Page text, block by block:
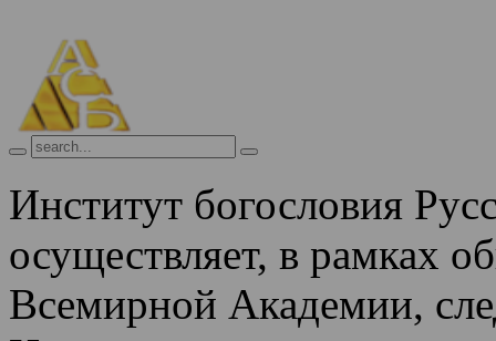
Институт богословия
осуществляет, в рамках
Всемирной Академии,